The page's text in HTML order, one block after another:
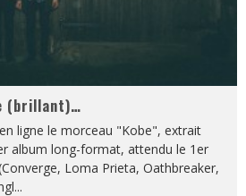
(brillant)…
ligne le morceau "Kobe", extrait
album long-format, attendu le 1er
Loma Prieta, Oathbreaker,
...